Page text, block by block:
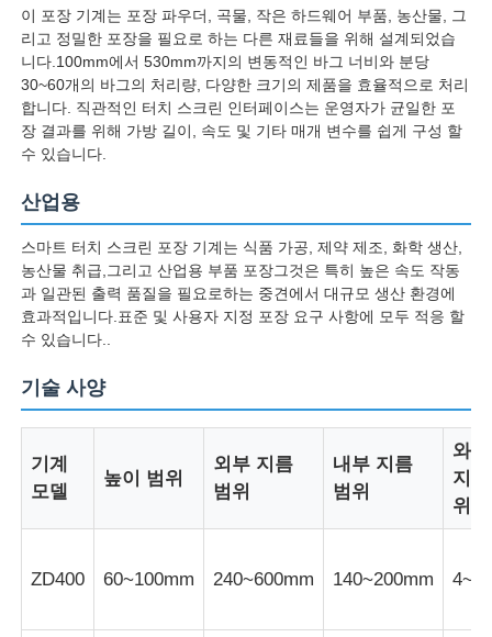
홈
제품 소개
회사 소개
품질 관리
이 포장 기계는 포장 파우더, 곡물, 작은 하드웨어 부품, 농산물, 그
리고 정밀한 포장을 필요로 하는 다른 재료들을 위해 설계되었습
니다.100mm에서 530mm까지의 변동적인 바그 너비와 분당
30~60개의 바그의 처리량, 다양한 크기의 제품을 효율적으로 처리
합니다. 직관적인 터치 스크린 인터페이스는 운영자가 균일한 포
장 결과를 위해 가방 길이, 속도 및 기타 매개 변수를 쉽게 구성 할
수 있습니다.
산업용
스마트 터치 스크린 포장 기계는 식품 가공, 제약 제조, 화학 생산,
농산물 취급,그리고 산업용 부품 포장그것은 특히 높은 속도 작동
과 일관된 출력 품질을 필요로하는 중견에서 대규모 생산 환경에
효과적입니다.표준 및 사용자 지정 포장 요구 사항에 모두 적응 할
수 있습니다..
기술 사양
기계
모델
높이 범위
외부 지름
범위
내부 지름
범위
와
지
위
ZD400 60~100mm 240~600mm 140~200mm